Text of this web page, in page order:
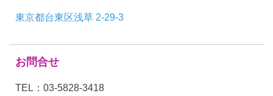
東京都台東区浅草 2-29-3
お問合せ
TEL：03-5828-3418